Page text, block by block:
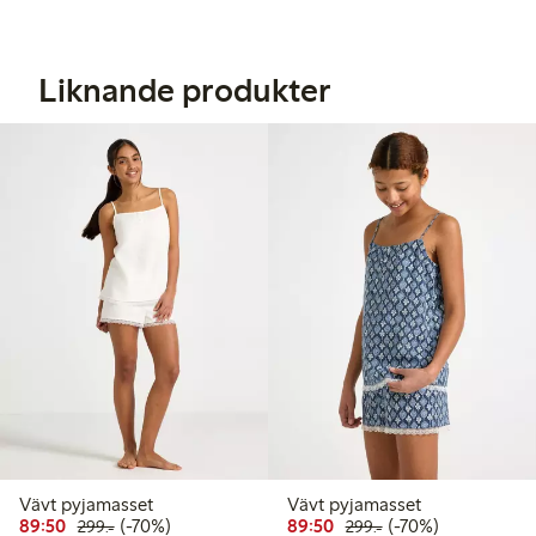
Liknande produkter
Vävt pyjamasset
89:50 Rabatterat pris: 89,50 kr
299:-Ordinarie pris: 299,00 kr
70% rabatt
(-70%)
Vävt pyjamasset
89:50 Rabatterat pris: 89,50 kr
299:-Ordinarie pris:
70% rabatt
(-70%)